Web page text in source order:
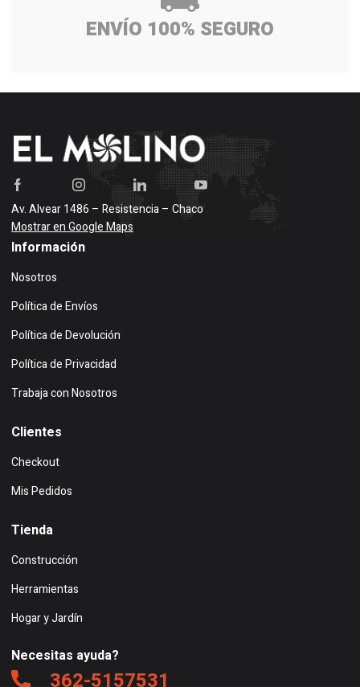
ENVÍO 100% SEGURO
Av. Alvear 1486 – Resistencia – Chaco
Mostrar en Google Maps
Información
Nosotros
Política de Envíos
Política de Devolución
Política de Privacidad
Trabaja con Nosotros
Clientes
Checkout
Mis Pedidos
Tienda
Construcción
Herramientas
Hogar y Jardín
Necesitas ayuda?
362-5157531